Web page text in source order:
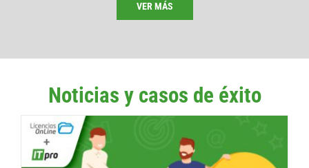
VER MÁS
Noticias y casos de éxito